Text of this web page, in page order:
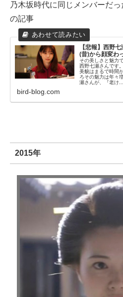
乃木坂時代に同じメンバーだ
の記事
【悲報】西野
(昔)から顔変わ
その美しさと魅力
西野七瀬さんです
美貌はまるで時間
ろその魅力は年々
瀬さんが、『老け...
bird-blog.com
2015年